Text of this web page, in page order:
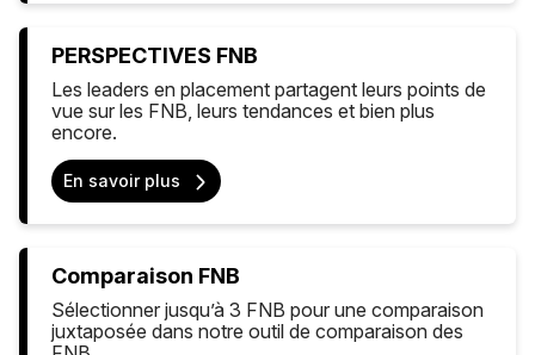
PERSPECTIVES FNB
Les leaders en placement partagent leurs points de
vue sur les FNB, leurs tendances et bien plus
encore.
En savoir plus
Comparaison FNB
Sélectionner jusqu’à 3 FNB pour une comparaison
juxtaposée dans notre outil de comparaison des